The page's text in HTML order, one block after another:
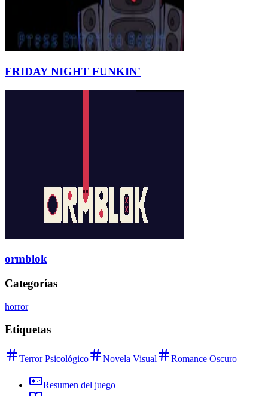
FRIDAY NIGHT FUNKIN'
ormblok
Categorías
horror
Etiquetas
Terror Psicológico Novela Visual Romance Oscuro
Resumen del juego